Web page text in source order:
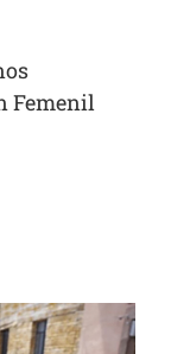
Femenil